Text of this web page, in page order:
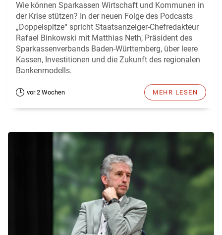
Wie können Sparkassen Wirtschaft und Kommunen in
der Krise stützen? In der neuen Folge des Podcasts
„Doppelspitze“ spricht Staatsanzeiger-Chefredakteur
Rafael Binkowski mit Matthias Neth, Präsident des
Sparkassenverbands Baden-Württemberg, über leere
Kassen, Investitionen und die Zukunft des regionalen
Bankenmodells.
vor 2 Wochen MEHR LESEN